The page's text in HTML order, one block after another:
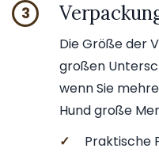
3
Die Größe der
großen
wenn Sie
Hund große
✓
Praktische